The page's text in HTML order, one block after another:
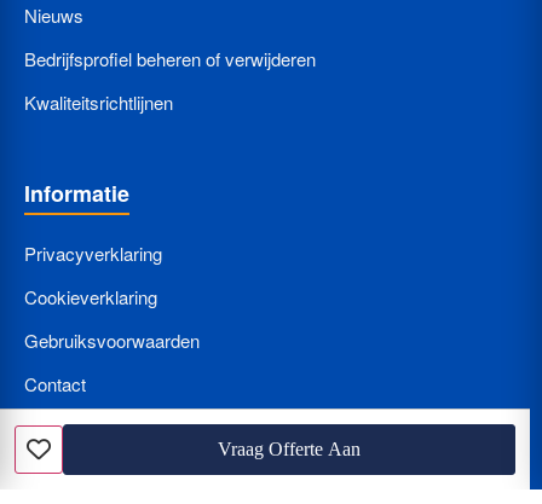
Favoriet
Vraag Offerte Aan
Nieuws
Bedrijfsprofiel beheren of verwijderen
Kwaliteitsrichtlijnen
Informatie
Privacyverklaring
Cookieverklaring
Gebruiksvoorwaarden
Contact
Bedrijf Aanmelden